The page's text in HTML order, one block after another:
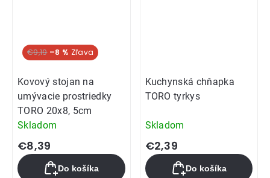
€9,19 –8 %
Kovový stojan na
umývacie prostriedky
TORO 20x8, 5cm
Skladom
€8,39
Do košíka
Kuchynská chňapka
TORO tyrkys
Skladom
€2,39
Do košíka